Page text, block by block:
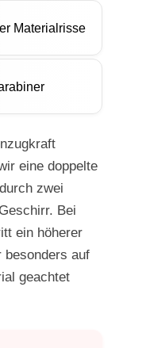
Materialrisse
eine doppelte
zwei
Bei
ein höherer
besonders auf
geachtet